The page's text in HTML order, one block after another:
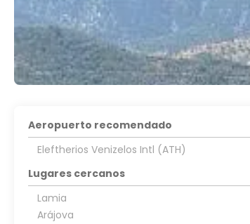
Aeropuerto recomendado
Eleftherios Venizelos Intl (ATH)
Lugares cercanos
Lamia
Arájova